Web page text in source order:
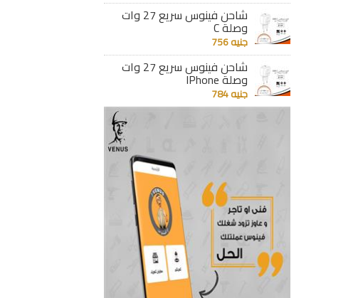
شاحن فينوس سريع 27 وات
وصلة C
جنيه 756
شاحن فينوس سريع 27 وات
وصلة IPhone
جنيه 784